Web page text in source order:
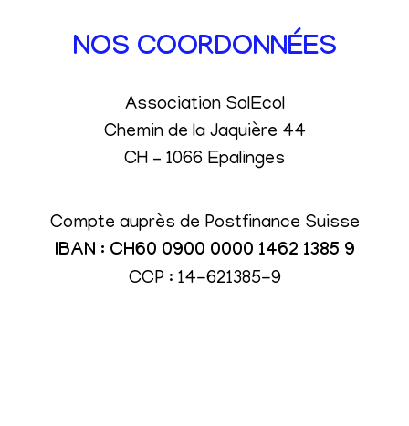
NOS COORDONNÉES
Association SolEcol
Chemin de la Jaquière 44
CH – 1066 Epalinges
Compte auprès de Postfinance Suisse
IBAN : CH60 0900 0000 1462 1385 9
CCP : 14-621385-9